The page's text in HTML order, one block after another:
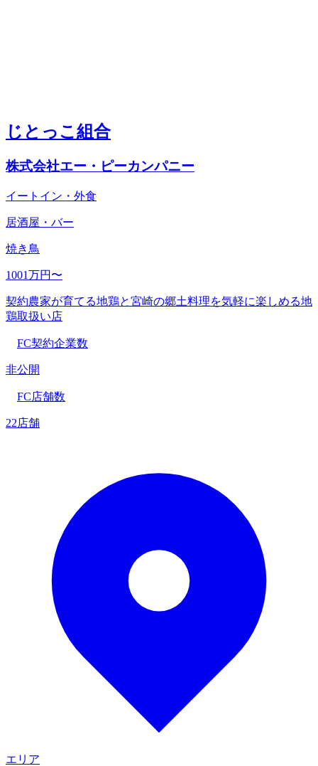
じとっこ組合
株式会社エー・ピーカンパニー
イートイン・外食
居酒屋・バー
焼き鳥
1001万円〜
契約農家が育てる地鶏と宮崎の郷土料理を気軽に楽しめる地
鶏取扱い店
FC契約企業数
非公開
FC店舗数
22店舗
エリア